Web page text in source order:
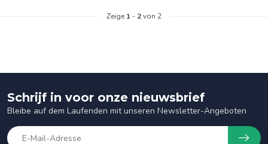
Zeige 1 - 2von 2
Schrijf in voor onze nieuwsbrief
Bleibe auf dem Laufenden mit unseren Newsletter-Angeboten